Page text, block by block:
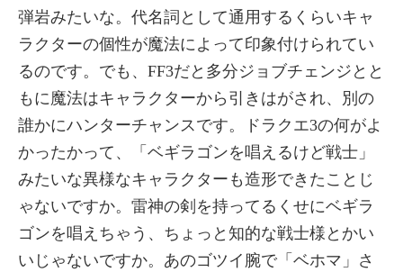
弾岩みたいな。代名詞として通用するくらいキャ
ラクターの個性が魔法によって印象付けられてい
るのです。でも、FF3だと多分ジョブチェンジとと
もに魔法はキャラクターから引きはがされ、別の
誰かにハンターチャンスです。ドラクエ3の何がよ
かったかって、「ベギラゴンを唱えるけど戦士」
みたいな異様なキャラクターも造形できたことじ
ゃないですか。雷神の剣を持ってるくせにベギラ
ゴンを唱えちゃう、ちょっと知的な戦士様とかい
いじゃないですか。あのゴツイ腕で「ベホマ」さ